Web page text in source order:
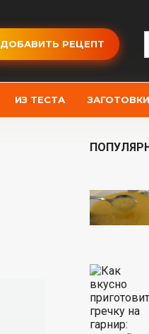
ДОБАВИТЬ РЕЦЕПТ
ИЗ ТЕСТА ЗАГОТОВКИ